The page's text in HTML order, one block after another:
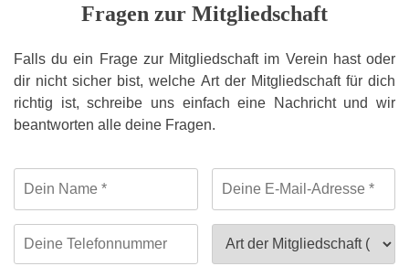
Fragen zur Mitgliedschaft
Falls du ein Frage zur Mitgliedschaft im Verein hast oder
dir nicht sicher bist, welche Art der Mitgliedschaft für dich
richtig ist, schreibe uns einfach eine Nachricht und wir
beantworten alle deine Fragen.